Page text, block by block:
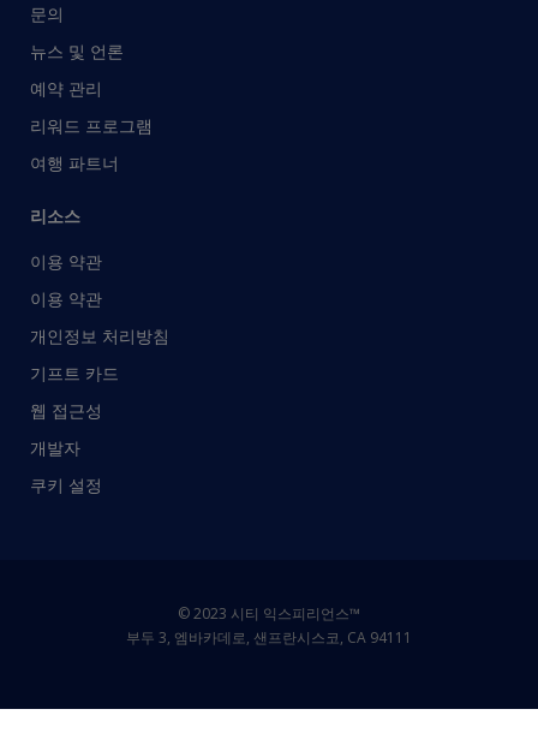
문의
뉴스 및 언론
예약 관리
리워드 프로그램
여행 파트너
리소스
이용 약관
이용 약관
개인정보 처리방침
기프트 카드
웹 접근성
개발자
쿠키 설정
© 2023 시티 익스피리언스™
부두 3, 엠바카데로, 샌프란시스코, CA 94111